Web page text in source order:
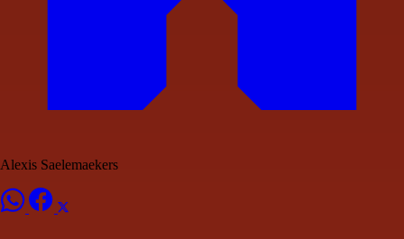
Alexis Saelemaekers